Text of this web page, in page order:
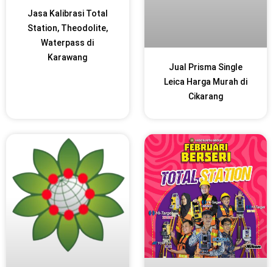
Jasa Kalibrasi Total
Station, Theodolite,
Waterpass di
Karawang
Jual Prisma Single
Leica Harga Murah di
Cikarang